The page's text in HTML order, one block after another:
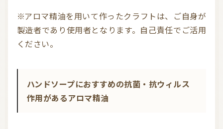
※アロマ精油を用いて作ったクラフトは、ご自身が
製造者であり使用者となります。自己責任でご活用
ください。
ハンドソープにおすすめの抗菌・抗ウィルス
作用があるアロマ精油